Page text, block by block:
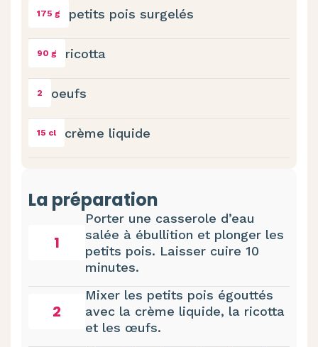
175 g petits pois surgelés
90 g ricotta
2 oeufs
15 cl crème liquide
La préparation
1
Porter une casserole d’eau
salée à ébullition et plonger les
petits pois. Laisser cuire 10
minutes.
2
Mixer les petits pois égouttés
avec la crème liquide, la ricotta
et les œufs.